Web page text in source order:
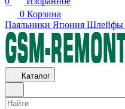
0 Корзина
Паяльники Япония Шлейфы
Каталог